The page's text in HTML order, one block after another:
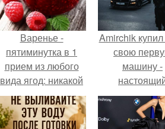
Варенье -
пятиминутка в 1
прием из любого
вида ягод: никакой
длительной варки,
все витамины на
месте!
Amirchik
свою
машину -
автомобиль
для